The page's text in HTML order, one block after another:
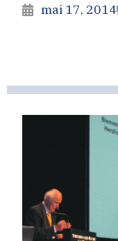
mai 17, 2014